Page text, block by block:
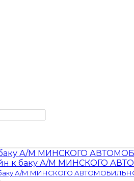
баку А/М МИНСКОГО